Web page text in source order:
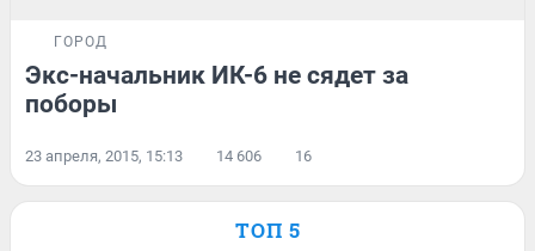
ГОРОД
Экс-начальник ИК-6 не сядет за
поборы
23 апреля, 2015, 15:13 14 606 16
ТОП 5